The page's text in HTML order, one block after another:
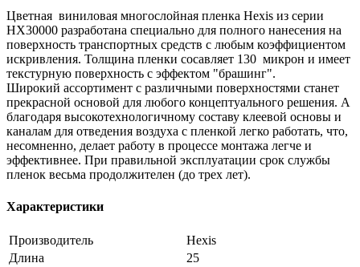
Цветная виниловая многослойная пленка Hexis из серии
НХ30000 разработана специально для полного нанесения на
поверхность транспортных средств с любым коэффициентом
искривления. Толщина пленки сосавляет 130 микрон и имеет
текстурную поверхность с эффектом "брашинг".
Широкий ассортимент с различными поверхностями станет
прекрасной основой для любого концептуального решения. А
благодаря высокотехнологичному составу клеевой основы и
каналам для отведения воздуха с пленкой легко работать, что,
несомненно, делает работу в процессе монтажа легче и
эффективнее. При правильной эксплуатации срок службы
пленок весьма продолжителен (до трех лет).
Характеристики
Производитель
Hexis
Длина
25